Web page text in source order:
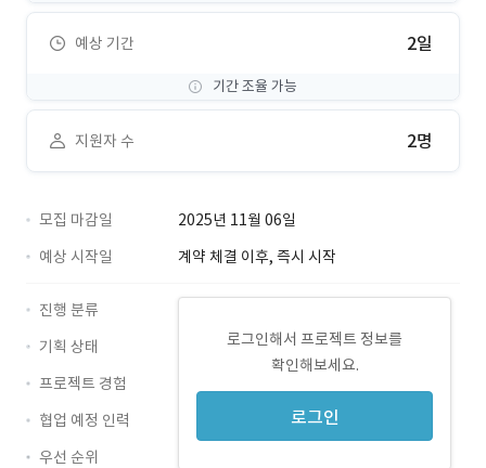
예상 기간 2일
기간 조율 가능
지원자 수 2명
모집 마감일
2025년 11월 06일
예상 시작일
계약 체결 이후, 즉시 시작
로그인해서 프로젝트 정보를
확인해보세요.
로그인
진행 분류
기획 상태
프로젝트 경험
협업 예정 인력
우선 순위